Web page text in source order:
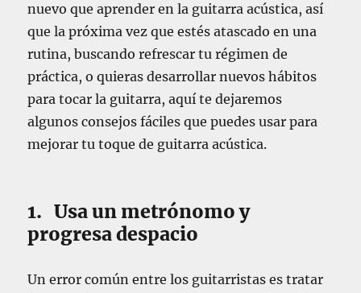
nuevo que aprender en la guitarra acústica, así
que la próxima vez que estés atascado en una
rutina, buscando refrescar tu régimen de
práctica, o quieras desarrollar nuevos hábitos
para tocar la guitarra, aquí te dejaremos
algunos consejos fáciles que puedes usar para
mejorar tu toque de guitarra acústica.
1. Usa un metrónomo y
progresa despacio
Un error común entre los guitarristas es tratar